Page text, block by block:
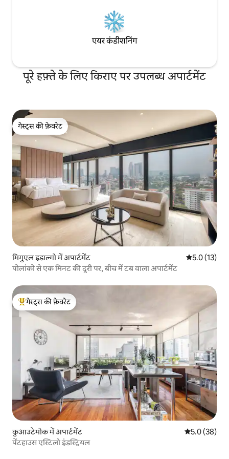
एयर कंडीशनिंग
पूरे हफ़्ते के लिए किराए पर उपलब्ध अपार्टमेंट
गेस्ट्स की फ़ेवरेट
गेस्ट्स की फ़ेवरेट
मिगुएल इडाल्गो में अपार्टमेंट औसत रेटिंग 5
5.0 (13)
पोलांको से एक मिनट की दूरी पर, बीच में टब वाला अपार्टमेंट
गेस्ट्स का टॉप फ़ेवरेट
गेस्ट्स की फ़ेवरेट
कुआउटेमोक में अपार्टमेंट औसत रेटिंग 5
5.0 (38)
पेंटहाउस एस्टिलो इंडस्ट्रियल